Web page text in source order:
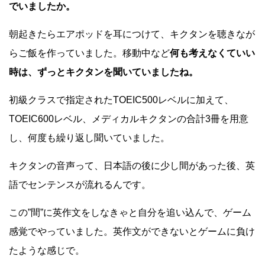
でいましたか。
朝起きたらエアポッドを耳につけて、キクタンを聴きなが
らご飯を作っていました。移動中など何も考えなくていい
時は、ずっとキクタンを聞いていましたね。
初級クラスで指定されたTOEIC500レベルに加えて、
TOEIC600レベル、メディカルキクタンの合計3冊を用意
し、何度も繰り返し聞いていました。
キクタンの音声って、日本語の後に少し間があった後、英
語でセンテンスが流れるんです。
この”間”に英作文をしなきゃと自分を追い込んで、ゲーム
感覚でやっていました。英作文ができないとゲームに負け
たような感じで。